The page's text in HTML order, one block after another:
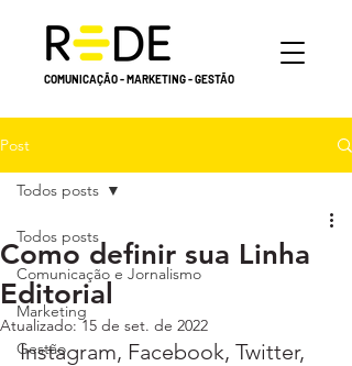
COMUNICAÇÃO - MARKETING - GESTÃO
Post
Todos posts
Comunicação e Jornalismo
Marketing
Gestão
Todos posts
Como definir sua Linha
Editorial
Atualizado:15 de set. de 2022
Instagram, Facebook, Twitter,